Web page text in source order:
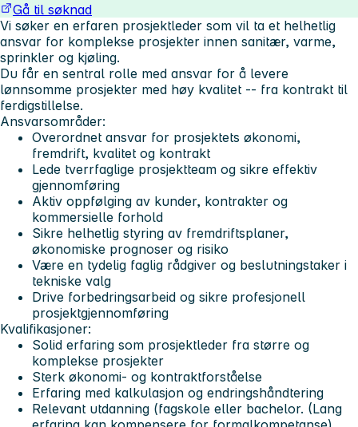
Gå til søknad
Vi søker en erfaren prosjektleder som vil ta et helhetlig
ansvar for komplekse prosjekter innen sanitær, varme,
sprinkler og kjøling.
Du får en sentral rolle med ansvar for å levere
lønnsomme prosjekter med høy kvalitet -- fra kontrakt til
ferdigstillelse.
Ansvarsområder:
Overordnet ansvar for prosjektets økonomi,
fremdrift, kvalitet og kontrakt
Lede tverrfaglige prosjektteam og sikre effektiv
gjennomføring
Aktiv oppfølging av kunder, kontrakter og
kommersielle forhold
Sikre helhetlig styring av fremdriftsplaner,
økonomiske prognoser og risiko
Være en tydelig faglig rådgiver og beslutningstaker i
tekniske valg
Drive forbedringsarbeid og sikre profesjonell
prosjektgjennomføring
Kvalifikasjoner:
Solid erfaring som prosjektleder fra større og
komplekse prosjekter
Sterk økonomi- og kontraktforståelse
Erfaring med kalkulasjon og endringshåndtering
Relevant utdanning (fagskole eller bachelor. (Lang